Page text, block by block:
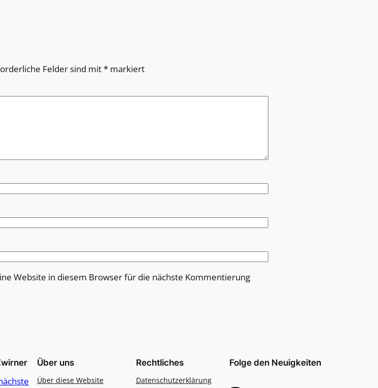
Felder sind mit* markiert
Website in diesem Browser für die nächste Kommentierung
Über uns
Über diese Website
Rechtliches
Datenschutzerklärung
Folge den Neuigkeiten